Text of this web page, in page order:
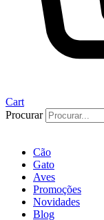
Cart
Procurar
Cão
Gato
Aves
Promoções
Novidades
Blog